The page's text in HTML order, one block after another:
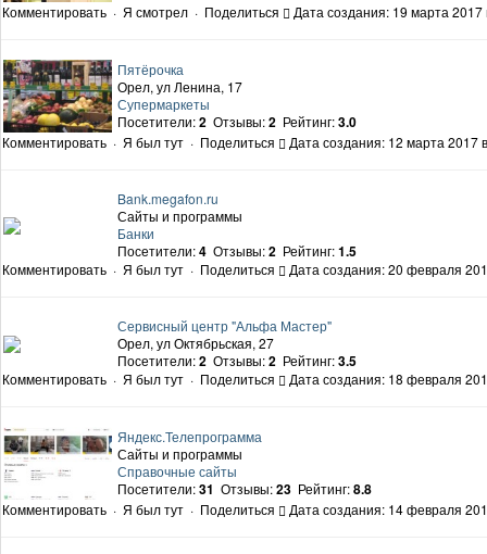
Комментировать · Я смотрел · Поделиться Дата создания: 19 марта 2017
Пятёрочка
Орел, ул Ленина, 17
Супермаркеты
Посетители:2 Отзывы:2 Рейтинг:3.0
Комментировать · Я был тут · Поделиться Дата создания: 12 марта 2017
Bank.megafon.ru
Сайты и программы
Банки
Посетители:4 Отзывы:2 Рейтинг:1.5
Комментировать · Я был тут · Поделиться Дата создания: 20 февраля
Сервисный центр "Альфа Мастер"
Орел, ул Октябрьская, 27
Посетители:2 Отзывы:2 Рейтинг:3.5
Комментировать · Я был тут · Поделиться Дата создания: 18 февраля
Яндекс.Телепрограмма
Сайты и программы
Справочные сайты‎
Посетители:31 Отзывы:23 Рейтинг:8.8
Комментировать · Я был тут · Поделиться Дата создания: 14 февраля